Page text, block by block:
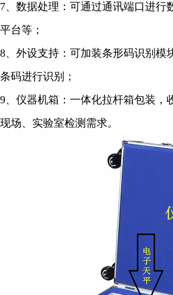
7、数据处理：可通过通讯端口进行
平台等；
8、外设支持：可加装条形码识别模
条码进行识别；
9、仪器机箱：一体化拉杆箱包装，
现场、实验室检测需求。